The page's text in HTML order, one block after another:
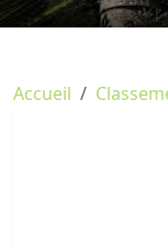
Accueil